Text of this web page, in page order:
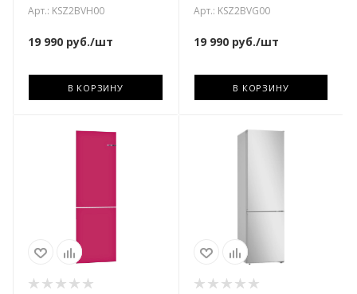
Арт.: KSZ2BVH00
19 990 руб./шт
В КОРЗИНУ
Арт.: KSZ2BVG00
19 990руб./шт
В КОРЗИНУ